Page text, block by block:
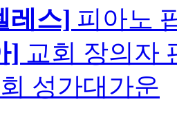
레스] 피아노
] 교회 장의자
성가대가운